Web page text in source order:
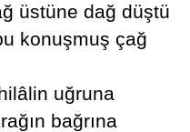
üstüne dağ düştü
konuşmuş çağ
uğruna
bağrına